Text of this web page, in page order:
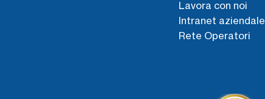
Lavora con noi
Intranet aziendale
Rete Operatori